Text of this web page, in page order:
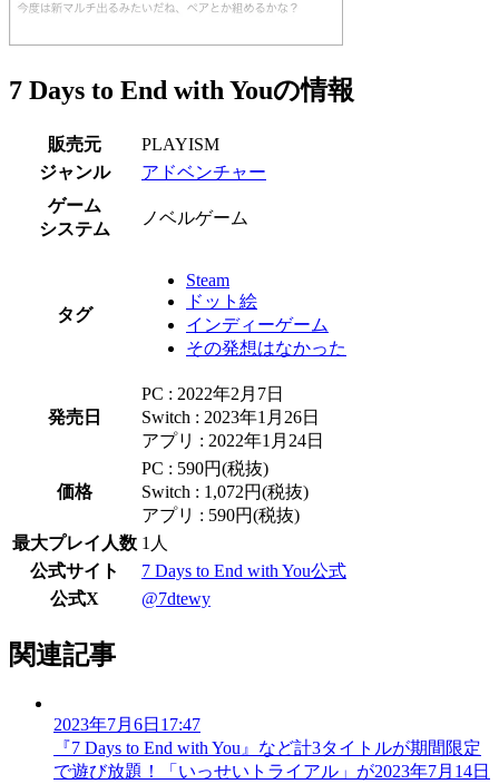
7 Days to End with Youの情報
販売元
PLAYISM
ジャンル
アドベンチャー
ゲーム
システム
ノベルゲーム
タグ
Steam
ドット絵
インディーゲーム
その発想はなかった
発売日
PC : 2022年2月7日
Switch : 2023年1月26日
アプリ : 2022年1月24日
価格
PC : 590円(税抜)
Switch : 1,072円(税抜)
アプリ : 590円(税抜)
最大プレイ人数 1人
公式サイト
7 Days to End with You公式
公式X
@7dtewy
関連記事
2023年7月6日17:47
『7 Days to End with You』など計3タイトルが期間限定
で遊び放題！「いっせいトライアル」が2023年7月14日